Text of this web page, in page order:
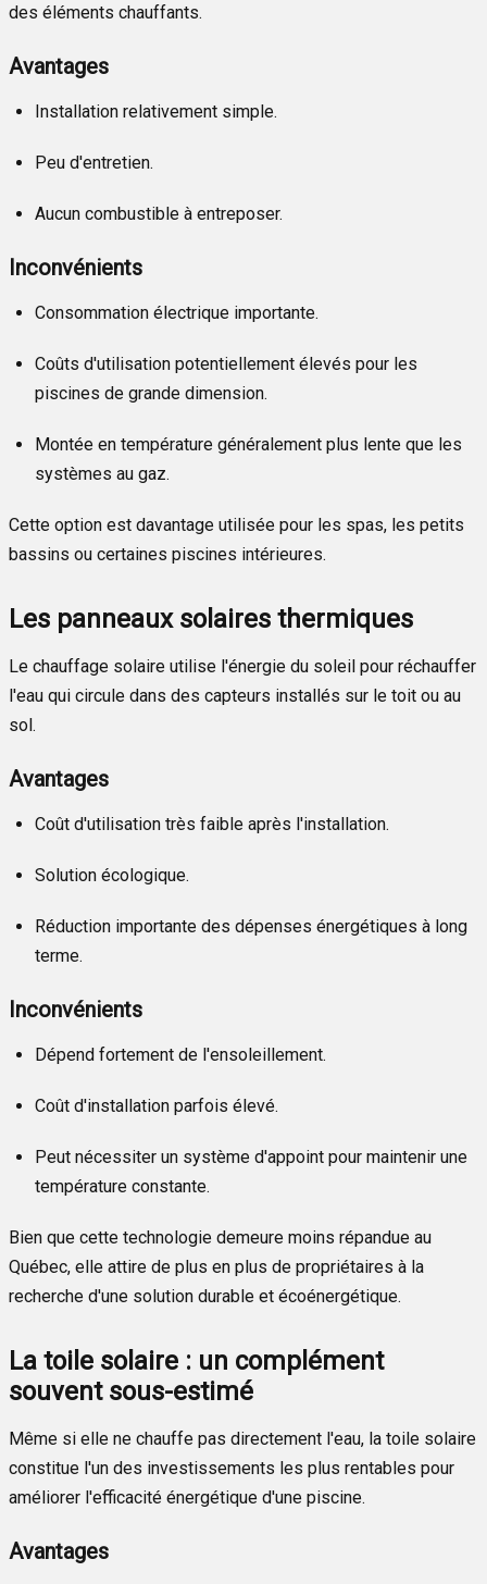
des éléments chauffants.
Avantages
Installation relativement simple.
Peu d'entretien.
Aucun combustible à entreposer.
Inconvénients
Consommation électrique importante.
Coûts d'utilisation potentiellement élevés pour les
piscines de grande dimension.
Montée en température généralement plus lente que les
systèmes au gaz.
Cette option est davantage utilisée pour les spas, les petits
bassins ou certaines piscines intérieures.
Les panneaux solaires thermiques
Le chauffage solaire utilise l'énergie du soleil pour réchauffer
l'eau qui circule dans des capteurs installés sur le toit ou au
sol.
Avantages
Coût d'utilisation très faible après l'installation.
Solution écologique.
Réduction importante des dépenses énergétiques à long
terme.
Inconvénients
Dépend fortement de l'ensoleillement.
Coût d'installation parfois élevé.
Peut nécessiter un système d'appoint pour maintenir une
température constante.
Bien que cette technologie demeure moins répandue au
Québec, elle attire de plus en plus de propriétaires à la
recherche d'une solution durable et écoénergétique.
La toile solaire : un complément
souvent sous-estimé
Même si elle ne chauffe pas directement l'eau, la toile solaire
constitue l'un des investissements les plus rentables pour
améliorer l'efficacité énergétique d'une piscine.
Avantages